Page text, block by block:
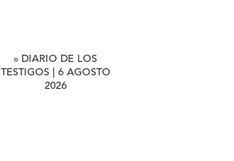
» DIARIO DE LOS
TESTIGOS | 6 AGOSTO
2026